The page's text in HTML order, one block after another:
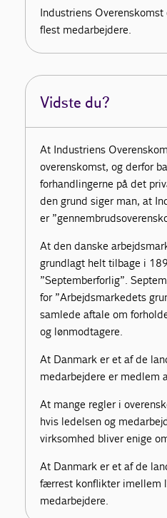
Industriens
flest medarbejdere.
Vidste du?
At Industriens
overenskomst, og derfor
forhandlingerne på det
den grund siger man, at
er
At den danske
grundlagt helt tilbage i
”Septemberforlig”.
for ”Arbejdsmarkedets
samlede aftale om
og lønmodtagere.
At Danmark er et af de
medarbejdere er medlem
At mange regler i
hvis ledelsen og
virksomhed bliver enige
At Danmark er et af de
færrest konflikter imellem
medarbejdere.